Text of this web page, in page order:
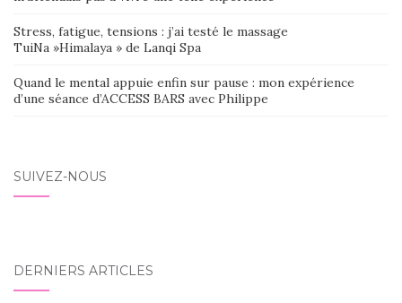
Stress, fatigue, tensions : j’ai testé le massage
TuiNa »Himalaya » de Lanqi Spa
Quand le mental appuie enfin sur pause : mon expérience
d’une séance d’ACCESS BARS avec Philippe
SUIVEZ-NOUS
DERNIERS ARTICLES